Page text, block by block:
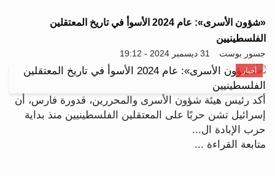
«شؤون الأسرى»: عام 2024 الأسوأ في تاريخ المعتقلين
الفلسطينيين
جسور بوست 31 ديسمبر 2024 - 19:12
أخبار
أكد رئيس هيئة شؤون الأسرى والمحررين، قدورة فارس، أن
إسرائيل تشن حربًا على المعتقلين الفلسطينيين منذ بداية
حرب الإبادة ال...
متابعة القراءة ...